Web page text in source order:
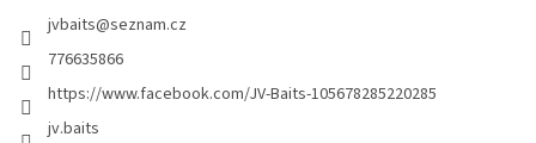
jvbaits@seznam.cz
776635866
https://www.facebook.com/JV-Baits-105678285220285
jv.baits